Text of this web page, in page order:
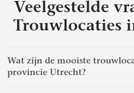
Veelgestelde
Trouwlocaties
Wat zijn de mooiste
provincie Utrecht?